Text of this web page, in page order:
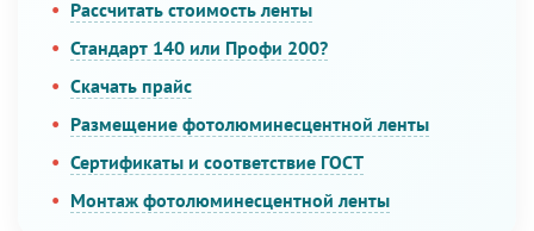
Рассчитать стоимость ленты
Стандарт 140 или Профи 200?
Скачать прайс
Размещение фотолюминесцентной ленты
Сертификаты и соответствие ГОСТ
Монтаж фотолюминесцентной ленты